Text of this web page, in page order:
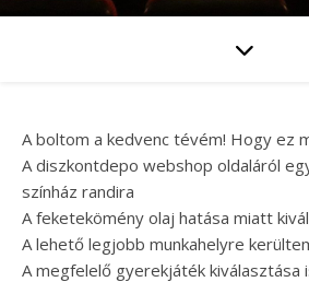
A boltom a kedvenc tévém! Hogy ez
A diszkontdepo webshop oldaláról
színház randira
A feketekömény olaj hatása miatt
A lehető legjobb munkahelyre
A megfelelő gyerekjáték kiválasztása